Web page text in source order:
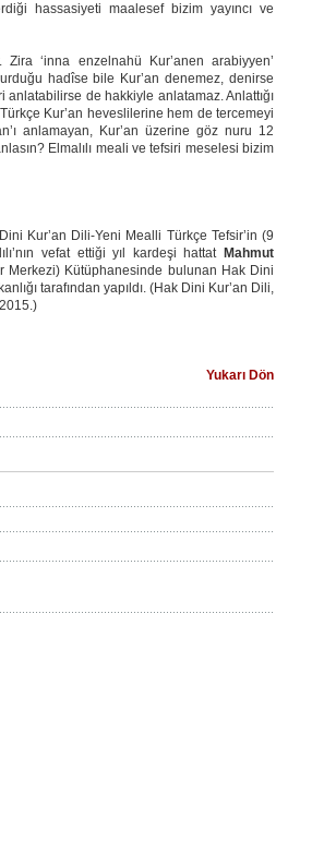
hassasiyeti maalesef bizim yayıncı ve
Zira ‘inna enzelnahü Kur’anen arabiyyen’
hadîse bile Kur’an denemez, denirse
anlatabilirse de hakkiyle anlatamaz. Anlattığı
Kur’an heveslilerine hem de tercemeyi
anlamayan, Kur’an üzerine göz nuru 12
Elmalılı meali ve tefsiri meselesi bizim
Kur’an Dili-Yeni Mealli Türkçe Tefsir’in (9
vefat ettiği yıl kardeşi hattat Mahmut
Merkezi) Kütüphanesinde bulunan Hak Dini
tarafından yapıldı. (Hak Dini Kur’an Dili,
Yukarı Dön